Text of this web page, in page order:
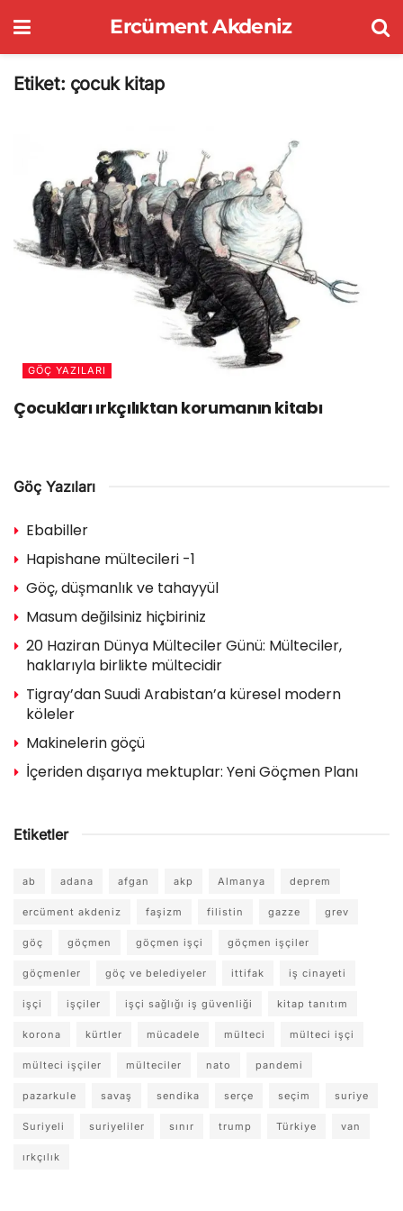
Ercüment Akdeniz
Etiket: çocuk kitap
GÖÇ YAZILARI
Çocukları ırkçılıktan korumanın kitabı
Göç Yazıları
Ebabiller
Hapishane mültecileri -1
Göç, düşmanlık ve tahayyül
Masum değilsiniz hiçbiriniz
20 Haziran Dünya Mülteciler Günü: Mülteciler,
haklarıyla birlikte mültecidir
Tigray’dan Suudi Arabistan’a küresel modern
köleler
Makinelerin göçü
İçeriden dışarıya mektuplar: Yeni Göçmen Planı
Etiketler
ab adana afgan akp Almanya deprem
ercüment akdeniz faşizm filistin gazze grev
göç göçmen göçmen işçi göçmen işçiler
göçmenler göç ve belediyeler ittifak iş cinayeti
işçi işçiler işçi sağlığı iş güvenliği kitap tanıtım
korona kürtler mücadele mülteci mülteci işçi
mülteci işçiler mülteciler nato pandemi
pazarkule savaş sendika serçe seçim suriye
Suriyeli suriyeliler sınır trump Türkiye van
ırkçılık